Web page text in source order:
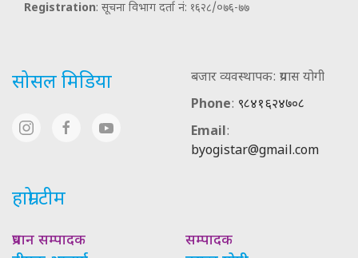
Registration: सूचना विभाग दर्ता नं: १६२८/०७६-७७
सोसल मिडिया
बजार व्यवस्थापक: प्रयास योगी
Phone: ९८४१६२४७०८
Email:
byogistar@gmail.com
हाम्रो टीम
प्रधान सम्पादक
सम्पादक